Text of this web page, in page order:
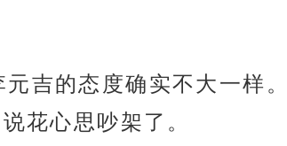
吉的态度确实不大一样
花心思吵架了。